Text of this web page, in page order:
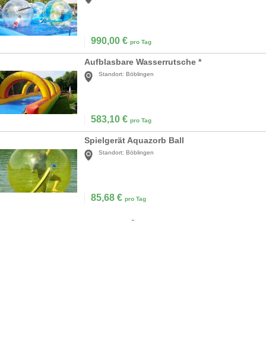
990,00 € pro Tag
Aufblasbare Wasserrutsche *
Standort: Böblingen
583,10 € pro Tag
Spielgerät Aquazorb Ball
Standort: Böblingen
85,68 € pro Tag